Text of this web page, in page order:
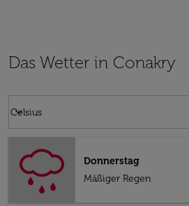
Das Wetter in Conakry
Celsius
keyboard_arrow_down
Donnerstag
Mäßiger Regen